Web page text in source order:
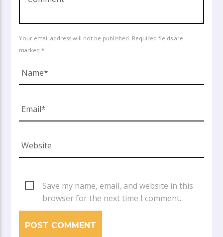
Your email address will not be published. Required fields are
marked *
Save my name, email, and website in this
browser for the next time I comment.